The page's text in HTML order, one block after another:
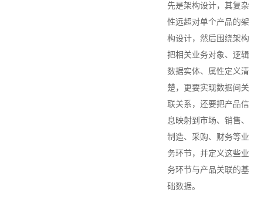
先是架构设计，其复杂
性远超对单个产品的架
构设计，然后围绕架构
把相关业务对象、逻辑
数据实体、属性定义清
楚，更要实现数据间关
联关系，还要把产品信
息映射到市场、销售、
制造、采购、财务等业
务环节，并定义这些业
务环节与产品关联的基
础数据。